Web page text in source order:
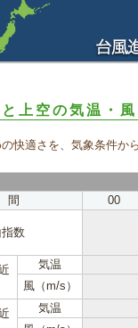
上空の気温・風
快適さを、気象条件か
間
00
数
気温
風（m/s）
気温